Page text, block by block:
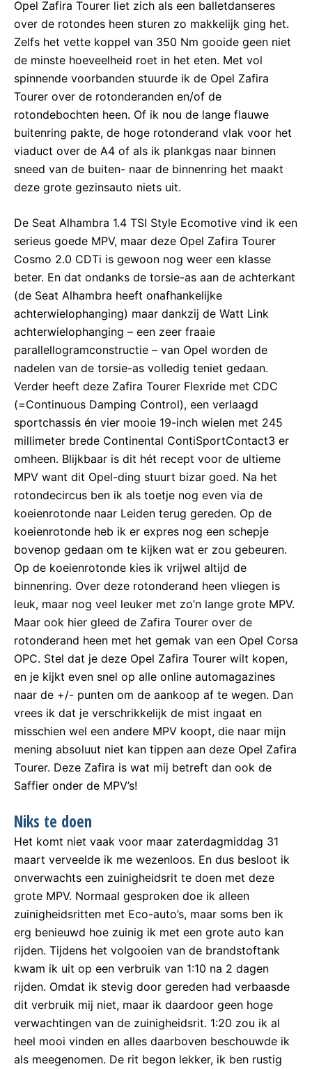
Opel Zafira Tourer liet zich als een balletdanseres
over de rotondes heen sturen zo makkelijk ging het.
Zelfs het vette koppel van 350 Nm gooide geen niet
de minste hoeveelheid roet in het eten. Met vol
spinnende voorbanden stuurde ik de Opel Zafira
Tourer over de rotonderanden en/of de
rotondebochten heen. Of ik nou de lange flauwe
buitenring pakte, de hoge rotonderand vlak voor het
viaduct over de A4 of als ik plankgas naar binnen
sneed van de buiten- naar de binnenring het maakt
deze grote gezinsauto niets uit.
De Seat Alhambra 1.4 TSI Style Ecomotive vind ik een
serieus goede MPV, maar deze Opel Zafira Tourer
Cosmo 2.0 CDTi is gewoon nog weer een klasse
beter. En dat ondanks de torsie-as aan de achterkant
(de Seat Alhambra heeft onafhankelijke
achterwielophanging) maar dankzij de Watt Link
achterwielophanging – een zeer fraaie
parallellogramconstructie – van Opel worden de
nadelen van de torsie-as volledig teniet gedaan.
Verder heeft deze Zafira Tourer Flexride met CDC
(=Continuous Damping Control), een verlaagd
sportchassis én vier mooie 19-inch wielen met 245
millimeter brede Continental ContiSportContact3 er
omheen. Blijkbaar is dit hét recept voor de ultieme
MPV want dit Opel-ding stuurt bizar goed. Na het
rotondecircus ben ik als toetje nog even via de
koeienrotonde naar Leiden terug gereden. Op de
koeienrotonde heb ik er expres nog een schepje
bovenop gedaan om te kijken wat er zou gebeuren.
Op de koeienrotonde kies ik vrijwel altijd de
binnenring. Over deze rotonderand heen vliegen is
leuk, maar nog veel leuker met zo’n lange grote MPV.
Maar ook hier gleed de Zafira Tourer over de
rotonderand heen met het gemak van een Opel Corsa
OPC. Stel dat je deze Opel Zafira Tourer wilt kopen,
en je kijkt even snel op alle online automagazines
naar de +/- punten om de aankoop af te wegen. Dan
vrees ik dat je verschrikkelijk de mist ingaat en
misschien wel een andere MPV koopt, die naar mijn
mening absoluut niet kan tippen aan deze Opel Zafira
Tourer. Deze Zafira is wat mij betreft dan ook de
Saffier onder de MPV’s!
Niks te doen
Het komt niet vaak voor maar zaterdagmiddag 31
maart verveelde ik me wezenloos. En dus besloot ik
onverwachts een zuinigheidsrit te doen met deze
grote MPV. Normaal gesproken doe ik alleen
zuinigheidsritten met Eco-auto’s, maar soms ben ik
erg benieuwd hoe zuinig ik met een grote auto kan
rijden. Tijdens het volgooien van de brandstoftank
kwam ik uit op een verbruik van 1:10 na 2 dagen
rijden. Omdat ik stevig door gereden had verbaasde
dit verbruik mij niet, maar ik daardoor geen hoge
verwachtingen van de zuinigheidsrit. 1:20 zou ik al
heel mooi vinden en alles daarboven beschouwde ik
als meegenomen. De rit begon lekker, ik ben rustig